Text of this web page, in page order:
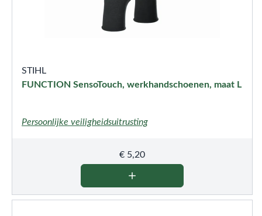
STIHL
FUNCTION SensoTouch, werkhandschoenen, maat L
Persoonlijke veiligheidsuitrusting
€ 5,20